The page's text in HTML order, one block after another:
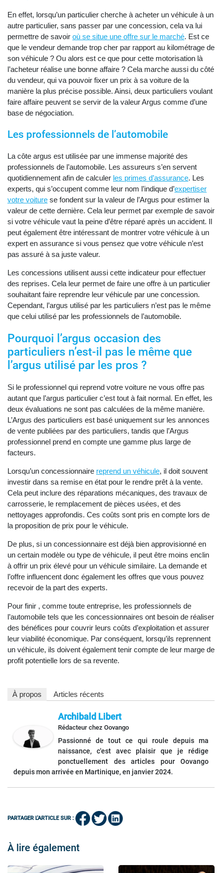
En effet, lorsqu’un particulier cherche à acheter un véhicule à un
autre particulier, sans passer par une concession, cela va lui
permettre de savoir où se situe une offre sur le marché. Est ce
que le vendeur demande trop cher par rapport au kilométrage de
son véhicule ? Ou alors est ce que pour cette motorisation là
l’acheteur réalise une bonne affaire ? Cela marche aussi du côté
du vendeur, qui va pouvoir fixer un prix à sa voiture de la
manière la plus précise possible. Ainsi, deux particuliers voulant
faire affaire peuvent se servir de la valeur Argus comme d’une
base de négociation.
Les professionnels de l’automobile
La côte argus est utilisée par une immense majorité des
professionnels de l’automobile. Les assureurs s’en servent
quotidiennement afin de calculer les primes d’assurance. Les
experts, qui s’occupent comme leur nom l’indique d’expertiser
votre voiture se fondent sur la valeur de l’Argus pour estimer la
valeur de cette dernière. Cela leur permet par exemple de savoir
si votre véhicule vaut la peine d’être réparé après un accident. Il
peut également être intéressant de montrer votre véhicule à un
expert en assurance si vous pensez que votre véhicule n’est
pas assuré à sa juste valeur.
Les concessions utilisent aussi cette indicateur pour effectuer
des reprises. Cela leur permet de faire une offre à un particulier
souhaitant faire reprendre leur véhicule par une concession.
Cependant, l’argus utilisé par les particuliers n’est pas le même
que celui utilisé par les professionnels de l’automobile.
Pourquoi l’argus occasion des
particuliers n’est-il pas le même que
l’argus utilisé par les pros ?
Si le professionnel qui reprend votre voiture ne vous offre pas
autant que l’argus particulier c’est tout à fait normal. En effet, les
deux évaluations ne sont pas calculées de la même manière.
L’Argus des particuliers est basé uniquement sur les annonces
de vente publiées par des particuliers, tandis que l’Argus
professionnel prend en compte une gamme plus large de
facteurs.
Lorsqu’un concessionnaire reprend un véhicule, il doit souvent
investir dans sa remise en état pour le rendre prêt à la vente.
Cela peut inclure des réparations mécaniques, des travaux de
carrosserie, le remplacement de pièces usées, et des
nettoyages approfondis. Ces coûts sont pris en compte lors de
la proposition de prix pour le véhicule.
De plus, si un concessionnaire est déjà bien approvisionné en
un certain modèle ou type de véhicule, il peut être moins enclin
à offrir un prix élevé pour un véhicule similaire. La demande et
l’offre influencent donc également les offres que vous pouvez
recevoir de la part des experts.
Pour finir , comme toute entreprise, les professionnels de
l’automobile tels que les concessionnaires ont besoin de réaliser
des bénéfices pour couvrir leurs coûts d’exploitation et assurer
leur viabilité économique. Par conséquent, lorsqu’ils reprennent
un véhicule, ils doivent également tenir compte de leur marge de
profit potentielle lors de sa revente.
À propos Articles récents
Archibald Libert
Rédacteur chez Oovango
Passionné de tout ce qui roule depuis ma
naissance, c'est avec plaisir que je rédige
ponctuellement des articles pour Oovango
depuis mon arrivée en Martinique, en janvier 2024.
PARTAGER L'ARTICLE SUR :
À lire également